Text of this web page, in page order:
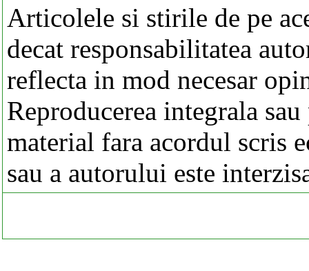
Articolele si stirile de pe
decat responsabilitatea
reflecta in mod necesar
Reproducerea integrala
material fara acordul scris
sau a autorului este